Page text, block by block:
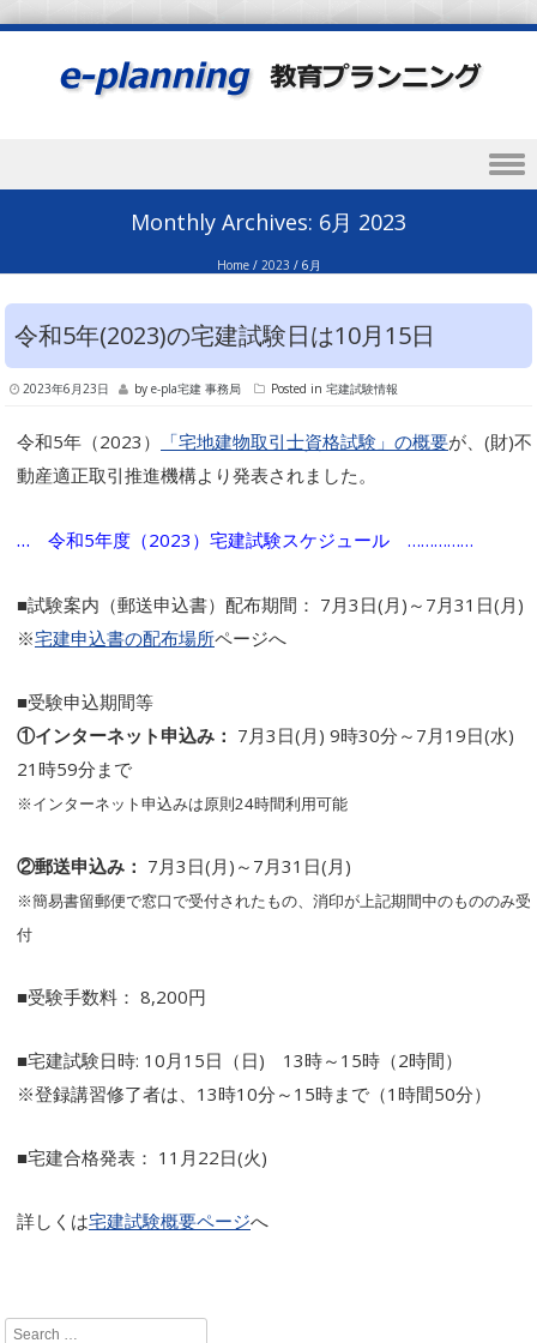
Monthly Archives: 6月 2023
Home /2023 /6月
令和5年(2023)の宅建試験日は10月15日
2023年6月23日 by e-pla宅建 事務局 Posted in 宅建試験情報
令和5年（2023） 「宅地建物取引士資格試験」の概要が、(財)不
動産適正取引推進機構より発表されました。
… 令和5年度（2023）宅建試験スケジュール ……………
■試験案内（郵送申込書）配布期間： 7月3日(月)～7月31日(月)
※宅建申込書の配布場所ページへ
■受験申込期間等
①インターネット申込み： 7月3日(月) 9時30分～7月19日(水)
21時59分まで
※インターネット申込みは原則24時間利用可能
②郵送申込み： 7月3日(月)～7月31日(月)
※簡易書留郵便で窓口で受付されたもの、消印が上記期間中のもののみ受
付
■受験手数料： 8,200円
■宅建試験日時: 10月15日（日) 13時～15時（2時間）
※登録講習修了者は、13時10分～15時まで（1時間50分）
■宅建合格発表： 11月22日(火)
詳しくは宅建試験概要ページへ
Search